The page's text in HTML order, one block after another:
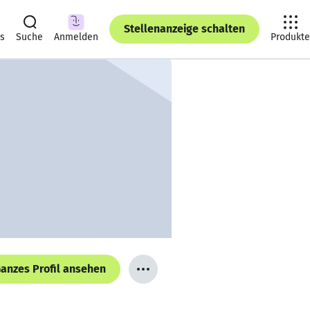
Suche Anmelden
Stellenanzeige schalten
Produkte
Profil ansehen